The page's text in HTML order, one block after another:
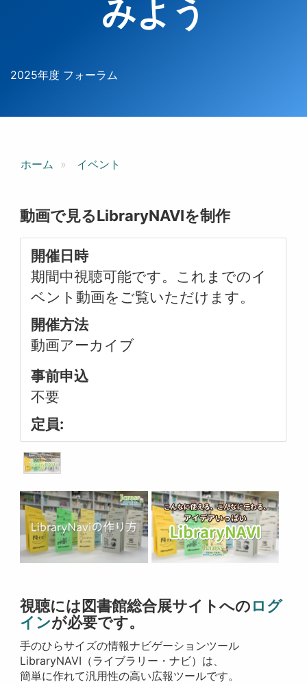
みよう
2025年度 フォーラム
ホーム イベント
動画で見るLibraryNAVIを制作
開催日時
期間中視聴可能です。これまでのイ
ベント動画をご覧いただけます。
開催方法
動画アーカイブ
事前申込
不要
定員:
視聴には図書館総合展サイトへのログ
インが必要です。
手のひらサイズの情報ナビゲーションツール
LibraryNAVI（ライブラリー・ナビ）は、
簡単に作れて汎用性の高い広報ツールです。